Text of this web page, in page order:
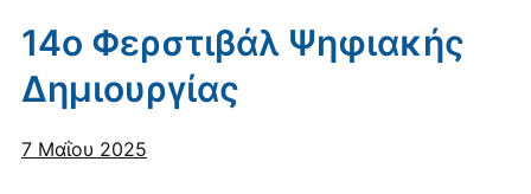
14o Φερστιβάλ Ψηφιακής
Δημιουργίας
7 Μαΐου 2025